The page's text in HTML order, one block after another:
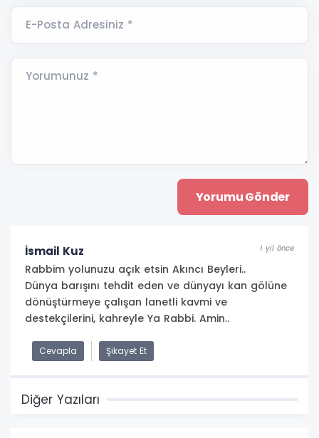
E-Posta Adresiniz *
Yorumunuz *
İsmail Kuz 1 yıl önce
Rabbim yolunuzu açık etsin Akıncı Beyleri..
Dünya barışını tehdit eden ve dünyayı kan gölüne
dönüştürmeye çalışan lanetli kavmi ve
destekçilerini, kahreyle Ya Rabbi. Amin..
Cevapla Şikayet Et
Diğer Yazıları